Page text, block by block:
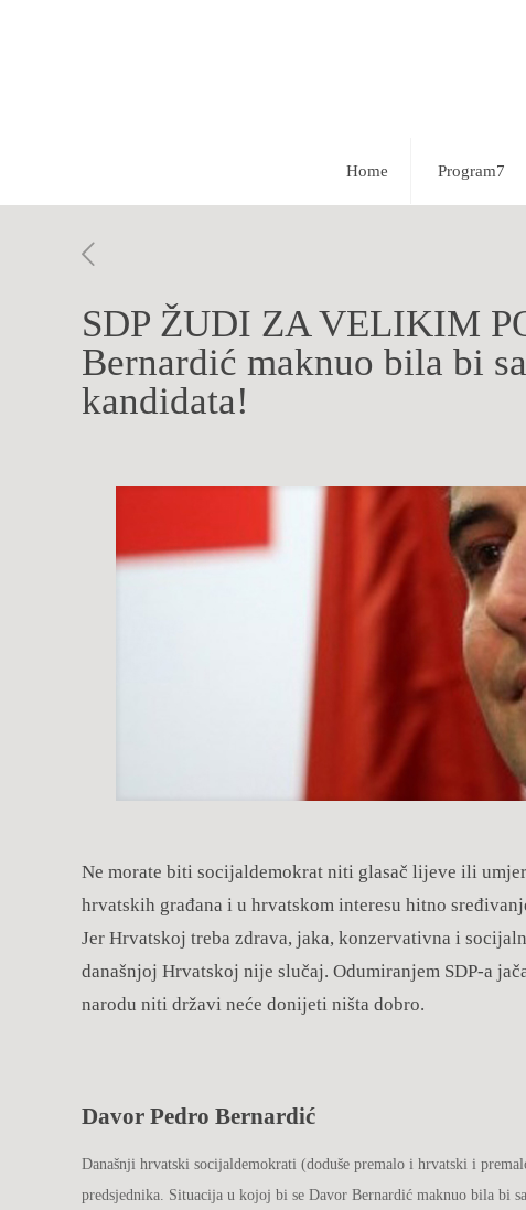
Home Program7
SDP ŽUDI ZA VELIKIM
Bernardić maknuo bila bi
kandidata!
Ne morate biti socijaldemokrat niti glasač lijeve ili
hrvatskih građana i u hrvatskom interesu hitno
Jer Hrvatskoj treba zdrava, jaka, konzervativna i
današnjoj Hrvatskoj nije slučaj. Odumiranjem SDP-a
narodu niti državi neće donijeti ništa dobro.
Davor Pedro Bernardić
Današnji hrvatski socijaldemokrati (doduše premalo i hrvatski i
predsjednika. Situacija u kojoj bi se Davor Bernardić maknuo bila bi